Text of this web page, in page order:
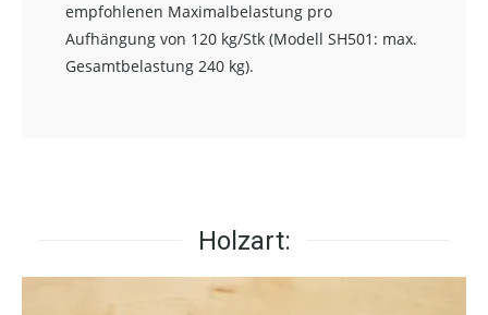
empfohlenen Maximalbelastung pro
Aufhängung von 120 kg/Stk (Modell SH501: max.
Gesamtbelastung 240 kg).
Holzart: